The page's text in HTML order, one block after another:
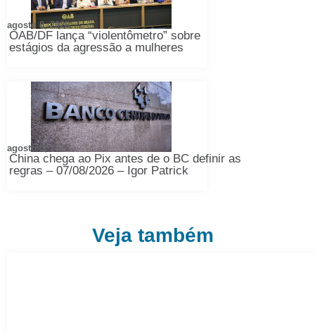
OAB/DF lança “violentômetro” sobre
estágios da agressão a mulheres
agosto 8, 2026
China chega ao Pix antes de o BC definir as
regras – 07/08/2026 – Igor Patrick
agosto 8, 2026
Veja também